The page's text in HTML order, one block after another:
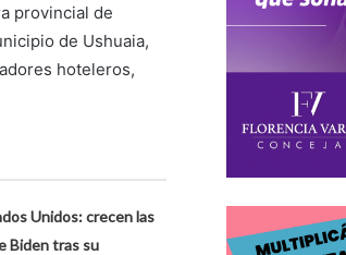
provincial de
de Ushuaia,
hoteleros,
Unidos: crecen las
Biden tras su